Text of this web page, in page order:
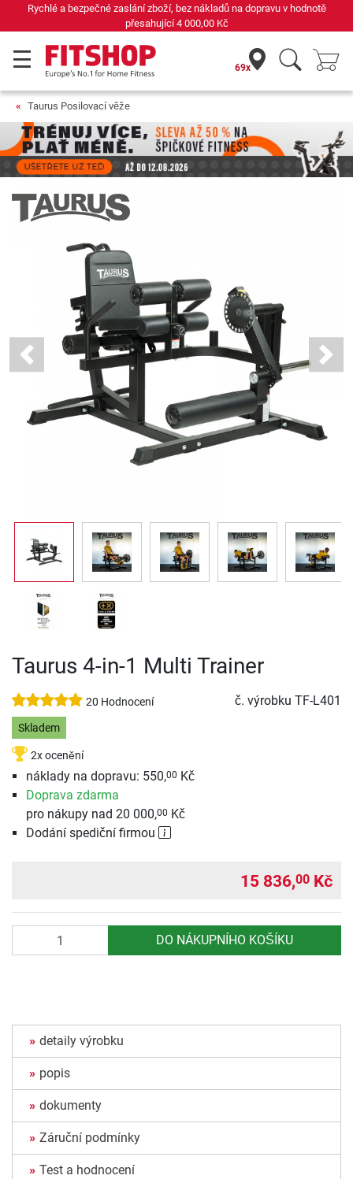
Již 42 let váš odborník na domácí fitness
69x
Taurus Posilovací věže
Previous Next
Taurus 4-in-1 Multi Trainer
20 Hodnocení č. výrobku TF-L401
Skladem
2x ocenění
náklady na dopravu: 550,00 Kč
Doprava zdarma
pro nákupy nad 20 000,00 Kč
Dodání spediční firmou
15 836,00 Kč
DO NÁKUPNÍHO KOŠÍKU
detaily výrobku
popis
dokumenty
Záruční podmínky
Test a hodnocení